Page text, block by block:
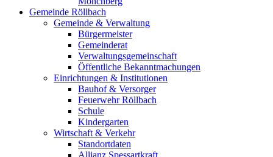
Gemeinde Röllbach
Gemeinde & Verwaltung
Bürgermeister
Gemeinderat
Verwaltungsgemeinschaft
Öffentliche Bekanntmachungen
Einrichtungen & Institutionen
Bauhof & Versorger
Feuerwehr Röllbach
Schule
Kindergarten
Wirtschaft & Verkehr
Standortdaten
Allianz Spessartkraft